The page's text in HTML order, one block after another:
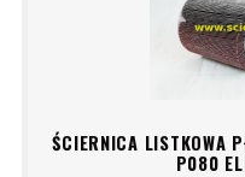
ŚCIERNICA LISTKOWA
P080